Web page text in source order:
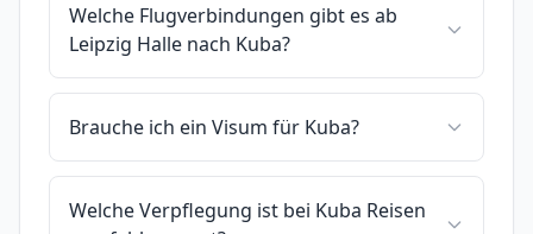
Welche Flugverbindungen gibt es ab
Leipzig Halle nach Kuba?
Brauche ich ein Visum für Kuba?
Welche Verpflegung ist bei Kuba Reisen